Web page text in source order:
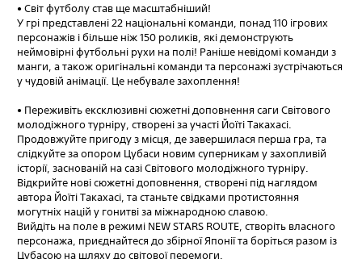
• Світ футболу став ще масштабніший!
У грі представлені 22 національні команди, понад 110 ігрових
персонажів і більше ніж 150 роликів, які демонструють
неймовірні футбольні рухи на полі! Раніше невідомі команди з
манги, а також оригінальні команди та персонажі зустрічаються
у чудовій анімації. Це небувале захоплення!
• Переживіть ексклюзивні сюжетні доповнення саги Світового
молодіжного турніру, створені за участі Йоїті Такахасі.
Продовжуйте пригоду з місця, де завершилася перша гра, та
слідкуйте за опором Цубаси новим суперникам у захопливій
історії, заснованій на сазі Світового молодіжного турніру.
Відкрийте нові сюжетні доповнення, створені під наглядом
автора Йоїті Такахасі, та станьте свідками протистояння
могутніх націй у гонитві за міжнародною славою.
Вийдіть на поле в режимі NEW STARS ROUTE, створіть власного
персонажа, приєднайтеся до збірної Японії та боріться разом із
Цубасою на шляху до світової перемоги.